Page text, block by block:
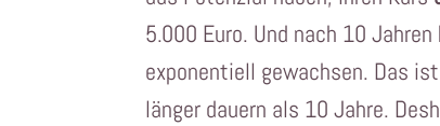
5.000 Euro. Und nach 10
exponentiell gewachsen. Das
länger dauern als 10 Jahre.